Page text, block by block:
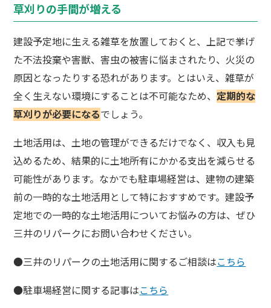
草刈りの手間が増える
建設予定地に生える雑草を放置しておくと、上記で挙げ
た不法投棄や害獣、害虫の被害に悩まされたり、火災の
原因となったりする恐れがあります。とはいえ、雑草が
全く生えない環境にすることは不可能なため、定期的な
草刈りが必要になるでしょう。
土地活用は、土地の管理ができるだけでなく、収入も見
込めるため、結果的に土地所有にかかる支出を減らせる
可能性があります。なかでも駐車場経営は、建物の建築
前の一時的な土地活用として特におすすめです。建設予
定地での一時的な土地活用についてお悩みの方は、ぜひ
三井のリパークにお問い合わせください。
●三井のリパークの土地活用に関するご相談はこちら
●駐車場経営に関する記事はこちら